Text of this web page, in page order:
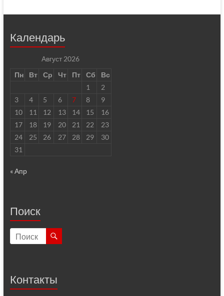
Календарь
Август 2026
Пн
Вт Ср Чт Пт Сб
Вс
1
2
3
4 5 6 7 8
9
10
11 12 13 14 15
16
17
18 19 20 21 22
23
24
25 26 27 28 29
30
31
« Апр
Поиск
Контакты